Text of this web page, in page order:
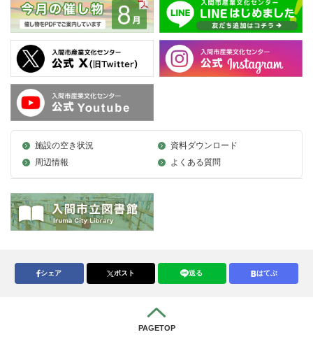
施設の空き状況
資料ダウンロード
周辺情報
よくある質問
シェア ポスト 送る はてぶ
PAGETOP